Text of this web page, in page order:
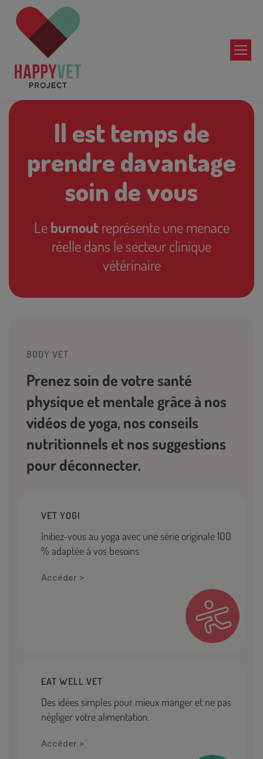
Il est temps de
prendre davantage
soin de vous
Leburnout représente une menace
réelle dans le secteur clinique
vétérinaire
BODY VET
Prenez soin de votre santé
physique et mentale grâce à nos
vidéos de yoga, nos conseils
nutritionnels et nos suggestions
pour déconnecter.
VET YOGI
Initiez-vous au yoga avec une série originale 100
% adaptée à vos besoins
Accéder >
EAT WELL VET
Des idées simples pour mieux manger et ne pas
négliger votre alimentation.
Accéder >